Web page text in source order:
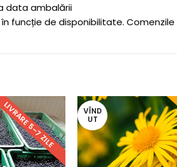
data ambalării
în funcție de disponibilitate.
LIVRARE 5–7 ZILE
VÎND
UT